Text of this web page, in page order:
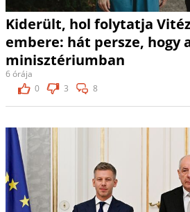
Kiderült, hol folytatja
embere: hát persze, hogy
minisztériumban
6 órája
0
3 8